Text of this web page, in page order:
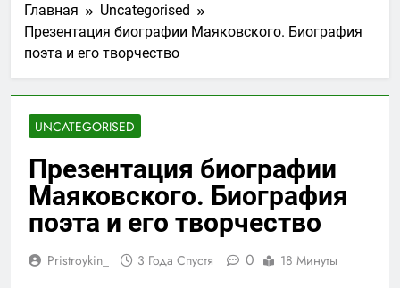
Главная
Uncategorised
Презентация биографии Маяковского. Биография
поэта и его творчество
UNCATEGORISED
Презентация биографии
Маяковского. Биография
поэта и его творчество
Pristroykin_ 3 Года Спустя 0 18 Минуты